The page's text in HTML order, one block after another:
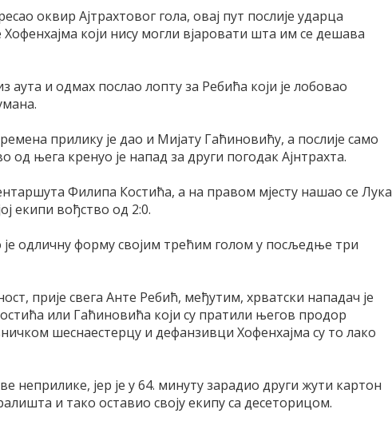
оквир Ајтрахтовог гола, овај пут послије ударца
који нису могли вјаровати шта им се дешава
аута и одмах послао лопту за Ребића који је лобовао
прилику је дао и Мијату Гаћиновићу, а послије само
од њега кренуо је напад за други погодак Ајнтрахта.
Филипа Костића, а на правом мјесту нашао се Лука
екипи вођство од 2:0.
одличну форму својим трећим голом у посљедње три
прије свега Анте Ребић, међутим, хрватски нападач је
или Гаћиновића који су пратили његов продор
шеснаестерцу и дефанзивци Хофенхајма су то лако
неприлике, јер је у 64. минуту зарадио други жути картон
и тако оставио своју екипу са десеторицом.